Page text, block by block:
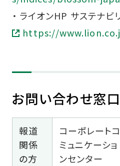
・ ライオンHP サステナビ
https://
お問い合わせ窓口
報道
関係
の方
コーポレートコ
ミュニケーショ
ンセンター